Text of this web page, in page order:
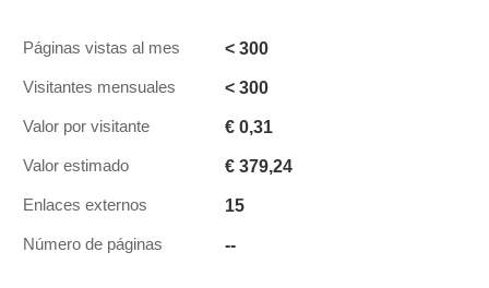
Páginas vistas al mes < 300
Visitantes mensuales < 300
Valor por visitante € 0,31
Valor estimado € 379,24
Enlaces externos 15
Número de páginas --